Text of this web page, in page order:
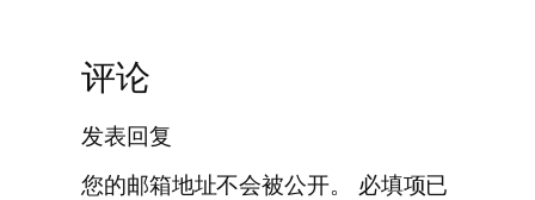
评论
发表回复
您的邮箱地址不会被公开。
必填项已